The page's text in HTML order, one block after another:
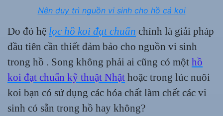
Nên duy trì nguồn vi sinh cho hồ cá koi
Do đó hệ lọc hồ koi đạt chuẩn chính là giải pháp
đầu tiên cần thiết đảm bảo cho nguồn vi sinh
trong hồ . Song không phải ai cũng có một hồ
koi đạt chuẩn kỹ thuật Nhật hoặc trong lúc nuôi
koi bạn có sử dụng các hóa chất làm chết các vi
sinh có sẵn trong hồ hay không?